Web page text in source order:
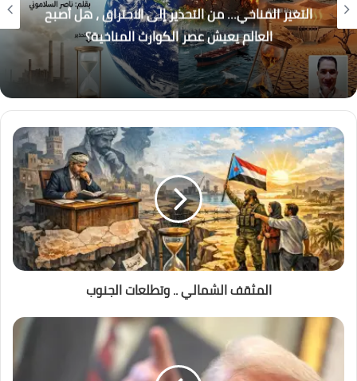
التغير المناخي… من التحذير إلى الاحتراق ، هل أصبح
العالم يعيش عصر الكوارث المناخية؟
المثقف الشمالي .. وتطلعات الجنوب